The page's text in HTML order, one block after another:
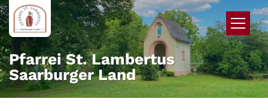
Zum Inhalt springen
Pfarrei St. Lambertus
Saarburger Land